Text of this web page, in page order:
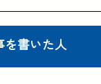
を書いた人